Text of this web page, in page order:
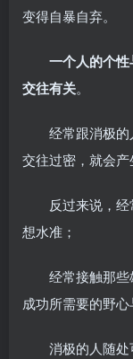
变得自暴自弃。
一个人的个
交往有关。
经常跟消极
交往过密，就会产
反过来说，
想水准；
经常接触那
成功所需要的野心
消极的人随